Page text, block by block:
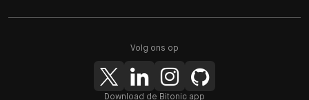
Volg ons op
Download de Bitonic app